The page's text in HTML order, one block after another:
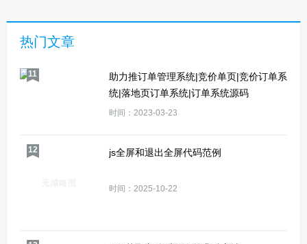
热门文章
11
助力推订单管理系统|竞价单页|竞价订单系
统|落地页订单系统|订单系统源码
时间：2023-03-23
12 js全屏和退出全屏代码范例
时间：2025-10-22